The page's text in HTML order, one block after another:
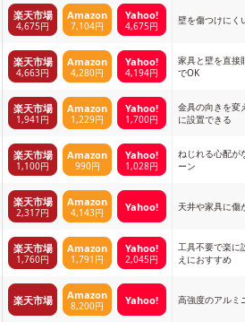
楽天市場
4,675円
Amazon
7,104円
Yahoo!
4,675円 壁を傷つけにく
楽天市場
4,663円
Amazon
4,280円
Yahoo!
4,194円
家具と壁を直接
でOK
楽天市場
1,941円
Amazon
1,229円
Yahoo!
1,700円
金具の向きを変
に設置できる
楽天市場
1,100円
Amazon
990円
Yahoo!
1,028円
ねじれる心配が
ーン
楽天市場
2,317円
Amazon
4,143円 Yahoo! 天井や家具に傷
楽天市場
1,760円
Amazon
1,791円
Yahoo!
2,045円
工具不要で楽に
えにおすすめ
楽天市場 Amazon
8,200円 Yahoo! 高強度のアルミ